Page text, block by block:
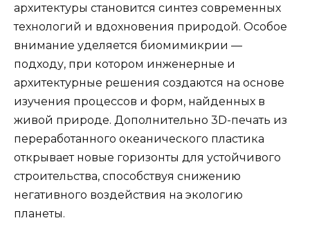
архитектуры становится синтез современных
технологий и вдохновения природой. Особое
внимание уделяется биомимикрии —
подходу, при котором инженерные и
архитектурные решения создаются на основе
изучения процессов и форм, найденных в
живой природе. Дополнительно 3D-печать из
переработанного океанического пластика
открывает новые горизонты для устойчивого
строительства, способствуя снижению
негативного воздействия на экологию
планеты.